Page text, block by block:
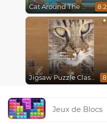
Cat Around The World 8.2
Jigsaw Puzzle Classic 8
Jeux de Blocs